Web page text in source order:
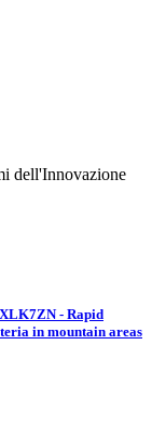
dell'Innovazione
- Rapid
in mountain areas